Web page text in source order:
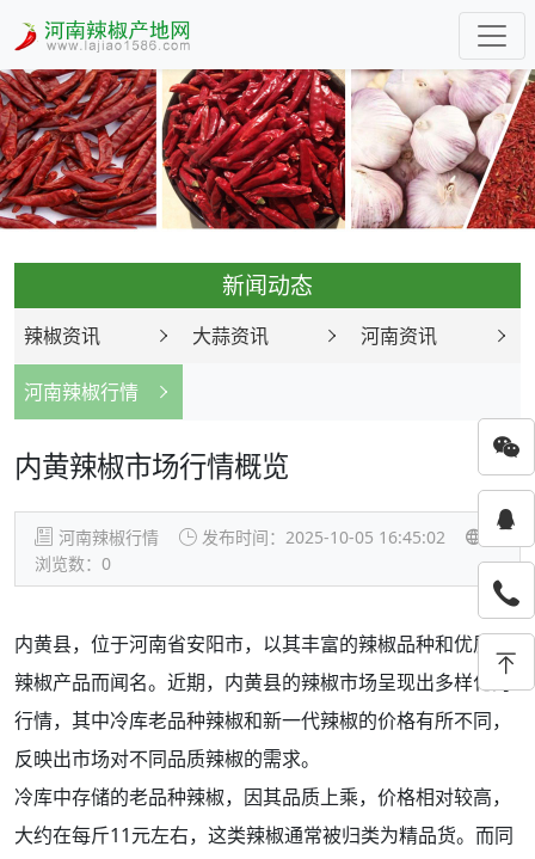
新闻动态
辣椒资讯 大蒜资讯 河南资讯
河南辣椒行情
内黄辣椒市场行情概览
河南辣椒行情
发布时间：2025-10-05 16:45:02
浏览数： 0
内黄县，位于河南省安阳市，以其丰富的辣椒品种和优质的
辣椒产品而闻名。近期，内黄县的辣椒市场呈现出多样化的
行情，其中冷库老品种辣椒和新一代辣椒的价格有所不同，
反映出市场对不同品质辣椒的需求。
冷库中存储的老品种辣椒，因其品质上乘，价格相对较高，
大约在每斤11元左右，这类辣椒通常被归类为精品货。而同